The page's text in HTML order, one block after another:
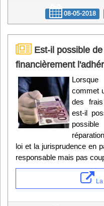
08-05-2018
Est-il possible
financièrement
commet
des
est-il
loi et la jurisprudence en
responsable mais pas